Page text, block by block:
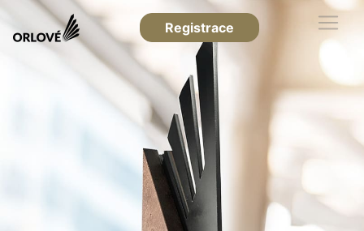
Registrace